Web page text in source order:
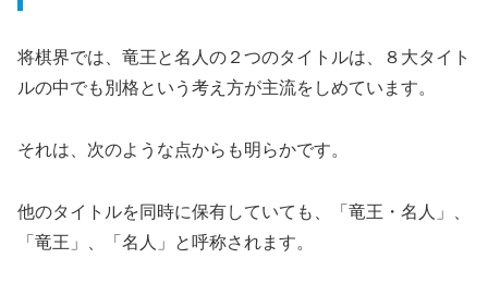
将棋界では、竜王と名人の２つのタイトルは、８大タイト
ルの中でも別格という考え方が主流をしめています。
それは、次のような点からも明らかです。
他のタイトルを同時に保有していても、「竜王・名人」、
「竜王」、「名人」と呼称されます。